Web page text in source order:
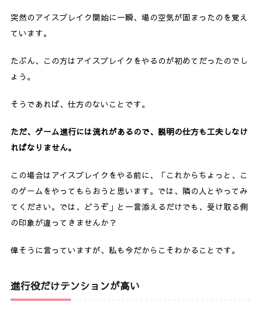
突然のアイスブレイク開始に一瞬、場の空気が固まったのを覚え
ています。
たぶん、この方はアイスブレイクをやるのが初めてだったのでし
ょう。
そうであれば、仕方のないことです。
ただ、ゲーム進行には流れがあるので、説明の仕方も工夫しなけ
ればなりません。
この場合はアイスブレイクをやる前に、「これからちょっと、こ
のゲームをやってもらおうと思います。では、隣の人とやってみ
てください。では、どうぞ」と一言添えるだけでも、受け取る側
の印象が違ってきませんか？
偉そうに言っていますが、私も今だからこそわかることです。
進行役だけテンションが高い